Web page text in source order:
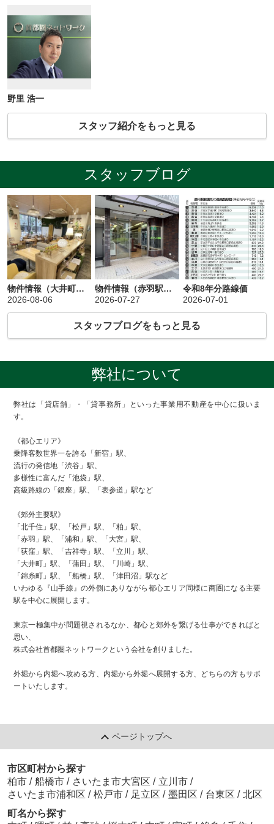
野里 浩一
スタッフ紹介をもっと見る
スタッフブログ
物件情報（大井町）『光学通り』に面した飲食店居抜きの路面店
2026-08-06
物件情報（赤羽駅）文具店跡地の駅近路面店
2026-07-27
令和8年分路線価
2026-07-01
スタッフブログをもっと見る
弊社について
弊社は「貸店舗」・「貸事務所」といった事業用不動産を中心に扱いま
す。
《都心エリア》
乗降客数世界一を誇る「新宿」駅、
流行の発信地「渋谷」駅、
多様性に富んだ「池袋」駅、
高級路線の「銀座」駅、「表参道」駅など
《郊外主要駅》
「北千住」駅、「松戸」駅、「柏」駅、
「赤羽」駅、「浦和」駅、「大宮」駅、
「荻窪」駅、「吉祥寺」駅、「立川」駅、
「大井町」駅、「蒲田」駅、「川崎」駅、
「錦糸町」駅、「船橋」駅、「津田沼」駅など
いわゆる『山手線』の外側にありながら都心エリア同様に商圏になる主要
駅を中心に展開します。
東京一極集中が問題視されるなか、都心と郊外を繋げる仕事ができればと
思い、
株式会社首都圏ネットワークという会社を創りました。
外堀から内堀へ攻める方、内堀から外堀へ展開する方、どちらの方もサポ
ートいたします。
ページトップへ
市区町村から探す
柏市 / 船橋市 / さいたま市大宮区 / 立川市 /
さいたま市浦和区 / 松戸市 / 足立区 / 墨田区 / 台東区 / 北区
町名から探す